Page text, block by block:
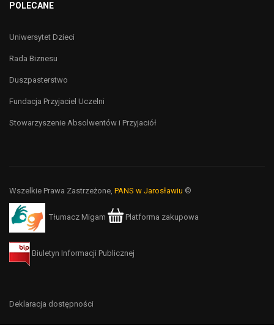
POLECANE
Uniwersytet Dzieci
Rada Biznesu
Duszpasterstwo
Fundacja Przyjaciel Uczelni
Stowarzyszenie Absolwentów i Przyjaciół
Wszelkie Prawa Zastrzeżone, PANS w Jarosławiu ©
Tłumacz Migam Platforma zakupowa
Biuletyn Informacji Publicznej
Deklaracja dostępności